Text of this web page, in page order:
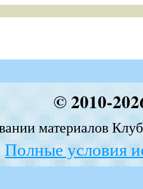
© 2010-
материалов
Полные условия